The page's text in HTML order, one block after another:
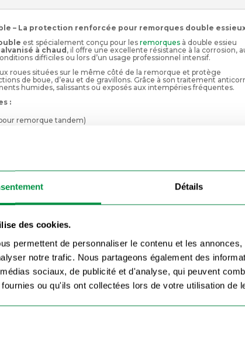
Détails
des cookies.
permettent de personnaliser le contenu et les
notre trafic. Nous partageons également des
sociaux, de publicité et d'analyse, qui peuvent
ou qu'ils ont collectées lors de votre utilisation de
– La protection renforcée pour remorques double
est spécialement conçu pour lesremorques à double essieu
à chaud , il offre une excellente résistance à la corrosion,
difficiles ou lors d’un usage professionnel intensif.
roues situées sur le même côté de la remorque et protège
de boue, d’eau et de gravillons. Grâce à son traitement
humides, salissants ou exposés aux intempéries fréquentes.
:
remorque tandem)
longue durée de vie
galva double :
eau, gravillons
industriels ou de chantier
d’exposition prolongée
une excellente protection pour votre remorque et ses roues,
vous. Il limite les éclaboussures sur route et contribue à la sécurité
esthétique de votre remorque.
efficacité accrue, vous pouvez l’associer à la
du garde-boue.